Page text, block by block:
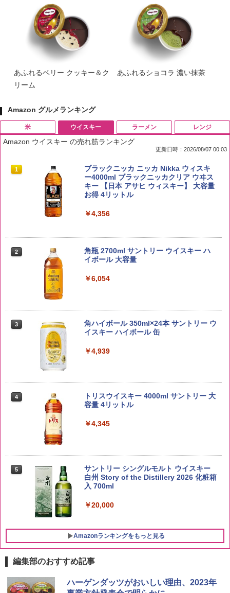
あふれるベリー クッキー＆ク
リーム
あふれるショコラ 濃い抹茶
Amazon グルメランキング
米
1 by Amazon 国産ブレンド米 精米 5kg
￥2,650
5kg 長野県産 令和7年産
kg 業務用 お米マイスターブレンド
米 5kg
5kg
￥3,274
ウイスキー
Amazon ウイスキー の売れ筋ランキング
更新日時：2026/08/07 00:03
1
ブラックニッカ ニッカ Nikka ウィスキ
ー4000ml ブラックニッカクリア ウヰス
キー 【日本 アサヒ ウィスキー】 大容量
お得 4リットル
￥4,356
2
角瓶 2700ml サントリー ウイスキー ハ
イボール 大容量
￥6,054
3
角ハイボール 350ml×24本 サントリー ウ
イスキー ハイボール 缶
￥4,939
4
トリスウイスキー 4000ml サントリー 大
容量 4リットル
￥4,345
5
サントリー シングルモルト ウイスキー
白州 Story of the Distillery 2026 化粧箱
入 700ml
￥20,000
Amazonランキングをもっと見る
ラーメン
1
チキンラーメン どんぶり 85g×12個 日清
食品 インスタント カップ麺
レンジ
1
シャープ 過熱水蒸気 オーブンレンジ 23
L 1段調理 ホワイト RE-WF232-W シン
編集部のおすすめ記事
ハーゲンダッツがおいしい理由、2023年